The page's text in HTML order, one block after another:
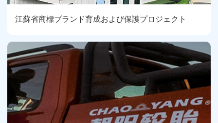
江蘇省商標ブランド育成および保護プロジェクト